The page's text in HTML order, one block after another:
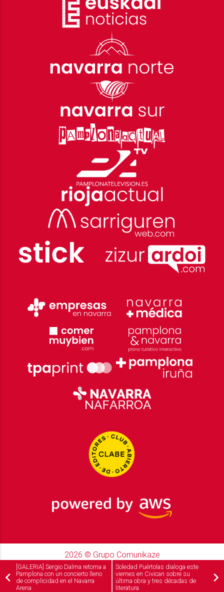
2026 © Grupo Comunikaze
Desarrollado por:OA Cloud
[GALERIA] Sergio Dalma retorna a
Pamplona con un concierto lleno
de complicidad en el Navarra
Arena
Soledad Puértolas dialoga este
viernes en Civican sobre su
última obra y tres décadas de
literatura